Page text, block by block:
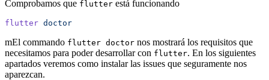
Comprobamos que flutter está funcionando
flutter doctor
mEl commando flutter doctor nos mostrará los requisitos que
necesitamos para poder desarrollar con flutter. En los siguientes
apartados veremos como instalar las issues que seguramente nos
aparezcan.